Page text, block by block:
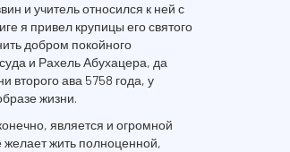
и учитель относился к ней с
я привел крупицы его святого
добром покойного
и Рахель Абухацера, да
второго ава 5758 года, у
жизни.
является и огромной
желает жить полноценной,